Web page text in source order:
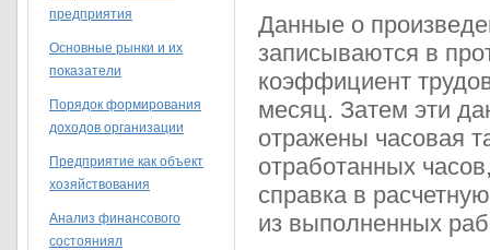
Данные о
записываются в
коэффициент
месяц. Затем эти
отражены часовая
отработанных
справка в
из выполненных
предприятия
Основные рынки и их
показатели
Порядок формирования
доходов организации
Предприятие как объект
хозяйствования
Анализ финансового
состояниял